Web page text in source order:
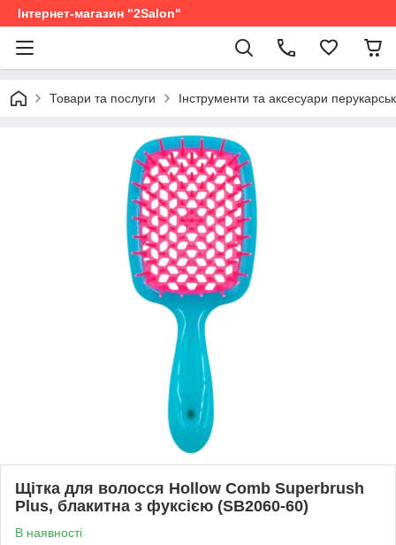
Інтернет-магазин "2Salon"
Товари та послуги Інструменти та аксесуари
Щітка для волосся Hollow Comb Superbrush
Plus, блакитна з фуксією (SB2060-60)
В наявності